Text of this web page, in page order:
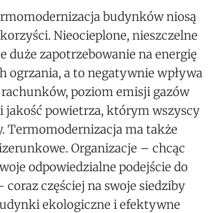
budynków niosą
Nieocieplone, nieszczelne
duże zapotrzebowanie na energię
ogrzania, a to negatywnie wpływa
poziom emisji gazów
jakość powietrza, którym wszyscy
Termomodernizacja ma także
Organizacje – chcąc
odpowiedzialne podejście do
coraz częściej na swoje siedziby
ekologiczne i efektywne